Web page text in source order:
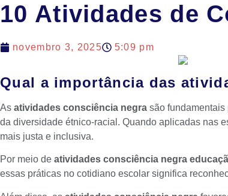
10 Atividades de
novembro 3, 2025 5:09 pm
Qual a importância das
As atividades consciência negra são
da diversidade étnico-racial. Quando aplicadas nas
mais justa e inclusiva.
Por meio de atividades consciência negra
essas práticas no cotidiano escolar significa